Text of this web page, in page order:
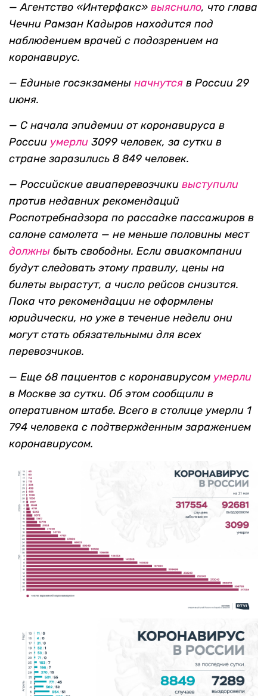
—Агентство «Интерфакс» выяснило, что глава
Чечни Рамзан Кадыров находится под
наблюдением врачей с подозрением на
коронавирус.
— Единые госэкзамены начнутся в России 29
июня.
— С начала эпидемии от коронавируса в
России умерли 3099 человек, за сутки в
стране заразились 8 849 человек.
— Российские авиаперевозчики выступили
против недавних рекомендаций
Роспотребнадзора по рассадке пассажиров в
салоне самолета — не меньше половины мест
должны быть свободны. Если авиакомпании
будут следовать этому правилу, цены на
билеты вырастут, а число рейсов снизится.
Пока что рекомендации не оформлены
юридически, но уже в течение недели они
могут стать обязательными для всех
перевозчиков.
— Еще 68 пациентов с коронавирусом умерли
в Москве за сутки. Об этом сообщили в
оперативном штабе. Всего в столице умерли 1
794 человека с подтвержденным заражением
коронавирусом.